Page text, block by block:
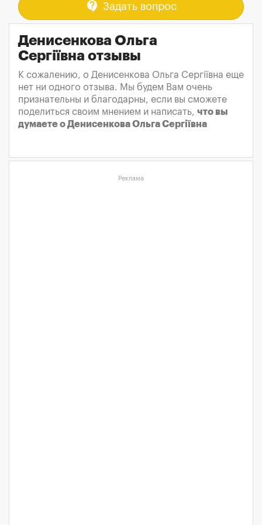
contact_support Задать вопрос
Денисенкова Ольга
Сергіївна отзывы
К сожалению, о Денисенкова Ольга Сергіївна еще
нет ни одного отзыва. Мы будем Вам очень
признательны и благодарны, если вы сможете
поделиться своим мнением и написать, что вы
думаете о Денисенкова Ольга Сергіївна
Реклама